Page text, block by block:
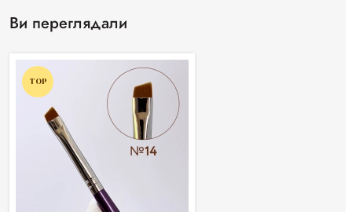
Ви переглядали
TOP